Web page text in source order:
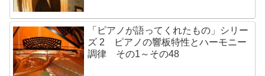
「ピアノが語ってくれたもの」シリー
ズ 2 ピアノの響板特性とハーモニー
調律 その1～その48